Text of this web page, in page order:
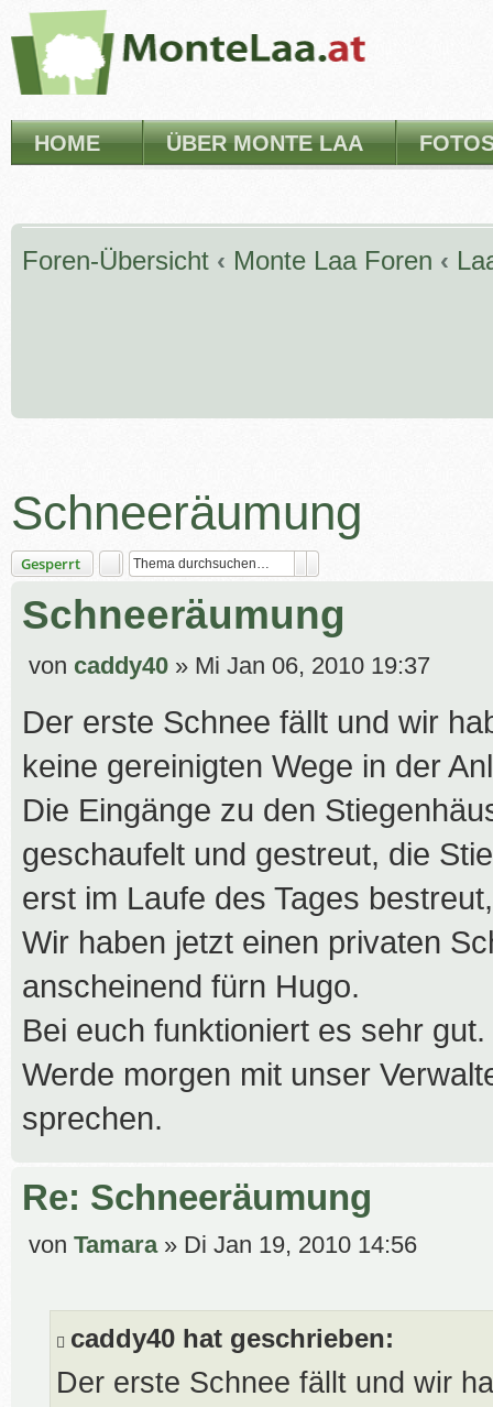
HOME ÜBER MONTE LAA
Foren-Übersicht ‹ Monte Laa Foren ‹
Schneeräumung
Gesperrt
Schneeräumung
B
t
r
a
von caddy40 » Mi Jan 06, 2010 19:37
Der erste Schnee fällt und wir
keine gereinigten Wege in der
Die Eingänge zu den
geschaufelt und gestreut, die
erst im Laufe des Tages
Wir haben jetzt einen privaten
anscheinend fürn Hugo.
Bei euch funktioniert es sehr gut.
Werde morgen mit unser
sprechen.
Re: Schneeräumung
B
von Tamara» Di Jan 19, 2010 14:56
caddy40 hat geschrieben:
Der erste Schnee fällt und wir